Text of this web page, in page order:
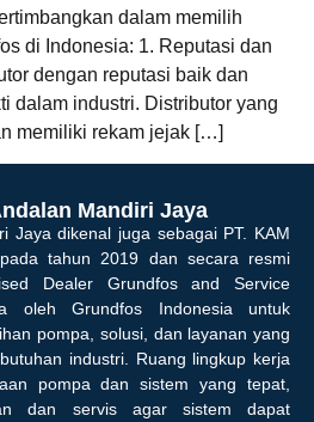
dalam memilih
di Indonesia: 1. Reputasi dan
dengan reputasi baik dan
dalam industri. Distributor yang
memiliki rekam jejak […]
Mandiri Jaya
Jaya dikenal juga sebagai PT. KAM
tahun 2019 dan secara resmi
Dealer Grundfos and Service
oleh Grundfos Indonesia untuk
pompa, solusi, dan layanan yang
industri. Ruang lingkup kerja
pompa dan sistem yang tepat,
dan servis agar sistem dapat